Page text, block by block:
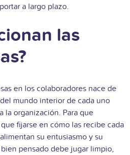
a largo plazo.
las
en los colaboradores nace de
mundo interior de cada uno
la organización. Para que
fijarse en cómo las recibe cada
su entusiasmo y su
pensado debe jugar limpio,